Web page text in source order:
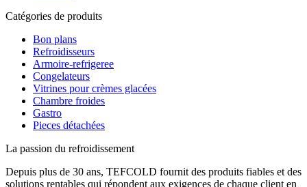
Catégories de produits
Bon plans
Refroidisseurs
Armoire-refrigeree
Congelateurs
Vitrines pour crèmes glacées
Chambre froides
Gastro
Pieces détachées
La passion du refroidissement
Depuis plus de 30 ans, TEFCOLD fournit des produits fiables et des
solutions rentables qui répondent aux exigences de chaque client en